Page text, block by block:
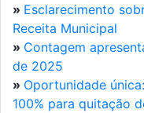
» Esclarecimento
Receita Municipal
» Contagem
de 2025
» Oportunidade
100% para quitação